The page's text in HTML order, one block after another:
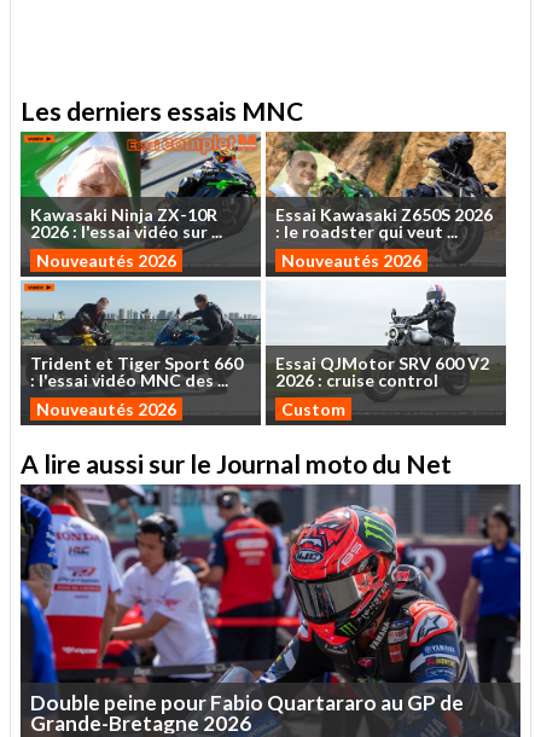
Les derniers essais MNC
Kawasaki NinjaZX-10R
2026: l'essaividéo sur...
Nouveautés 2026
Essai Kawasaki Z650S 2026
: le roadsterquiveut ...
Nouveautés 2026
Trident et TigerSport 660
: l'essaividéo MNCdes...
Nouveautés 2026
EssaiQJMotorSRV 600V2
2026 : cruise control
Custom
A lire aussi sur le Journal moto du Net
Double peine pourFabioQuartararo au GPde
Grande-Bretagne 2026